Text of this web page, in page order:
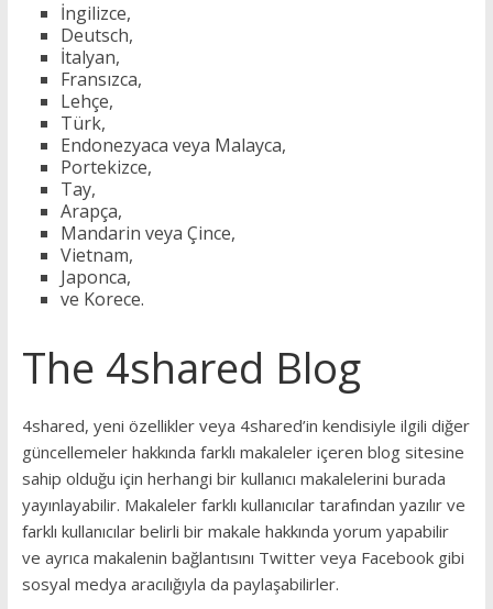
İngilizce,
Deutsch,
İtalyan,
Fransızca,
Lehçe,
Türk,
Endonezyaca veya Malayca,
Portekizce,
Tay,
Arapça,
Mandarin veya Çince,
Vietnam,
Japonca,
ve Korece.
The 4shared Blog
4shared, yeni özellikler veya 4shared’in kendisiyle ilgili diğer
güncellemeler hakkında farklı makaleler içeren blog sitesine
sahip olduğu için herhangi bir kullanıcı makalelerini burada
yayınlayabilir. Makaleler farklı kullanıcılar tarafından yazılır ve
farklı kullanıcılar belirli bir makale hakkında yorum yapabilir
ve ayrıca makalenin bağlantısını Twitter veya Facebook gibi
sosyal medya aracılığıyla da paylaşabilirler.